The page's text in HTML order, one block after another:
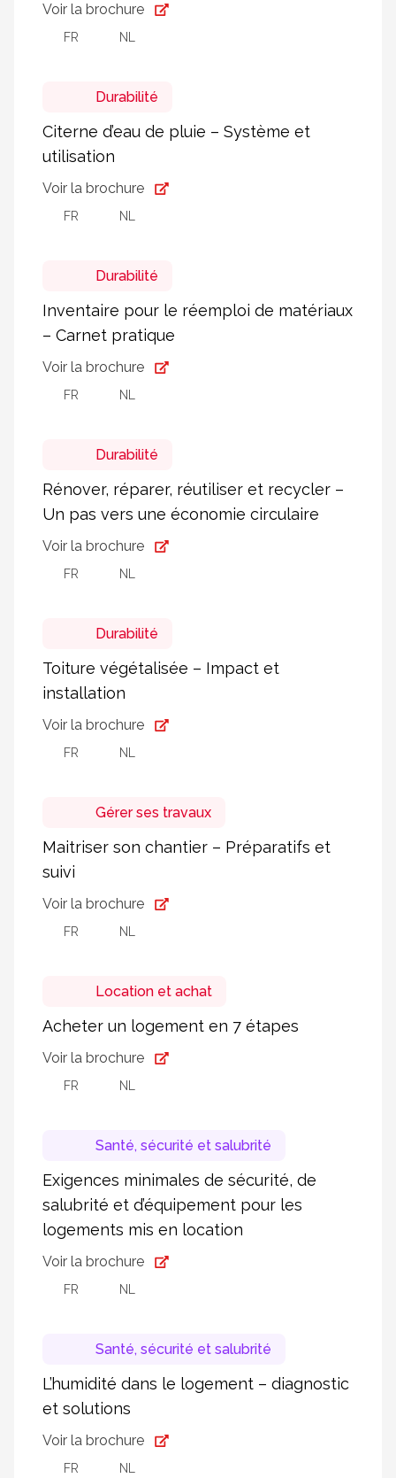
Voir la brochure
FR NL
Durabilité
Citerne d’eau de pluie – Système et
utilisation
Voir la brochure
FR NL
Durabilité
Inventaire pour le réemploi de matériaux
– Carnet pratique
Voir la brochure
FR NL
Durabilité
Rénover, réparer, réutiliser et recycler –
Un pas vers une économie circulaire
Voir la brochure
FR NL
Durabilité
Toiture végétalisée – Impact et
installation
Voir la brochure
FR NL
Gérer ses travaux
Maitriser son chantier – Préparatifs et
suivi
Voir la brochure
FR NL
Location et achat
Acheter un logement en 7 étapes
Voir la brochure
FR NL
Santé, sécurité et salubrité
Exigences minimales de sécurité, de
salubrité et d’équipement pour les
logements mis en location
Voir la brochure
FR NL
Santé, sécurité et salubrité
L’humidité dans le logement – diagnostic
et solutions
Voir la brochure
FR NL